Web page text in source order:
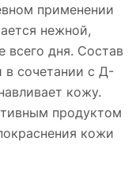
применении
нежной,
всего дня. Состав
в сочетании с Д-
кожу.
продуктом
кожи